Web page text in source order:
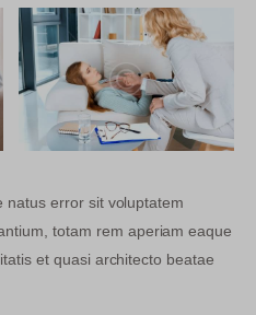
natus error sit voluptatem
totam rem aperiam eaque
et quasi architecto beatae